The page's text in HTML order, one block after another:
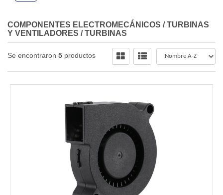
COMPONENTES ELECTROMECÁNICOS /TURBINAS
Y VENTILADORES /TURBINAS
Se encontraron 5 productos